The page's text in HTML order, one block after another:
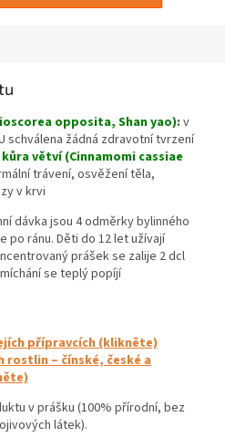
opposita, Shan yao): v
schválena žádná zdravotní tvrzení
větví (Cinnamomi cassiae
trávení, osvěžení těla,
v krvi
dávka jsou 4 odměrky bylinného
po ránu. Děti do 12 let užívají
prášek se zalije 2 dcl
se teplý popíjí
přípravcích (klikněte)
rostlin – čínské, české a
v prášku (100% přírodní, bez
látek).